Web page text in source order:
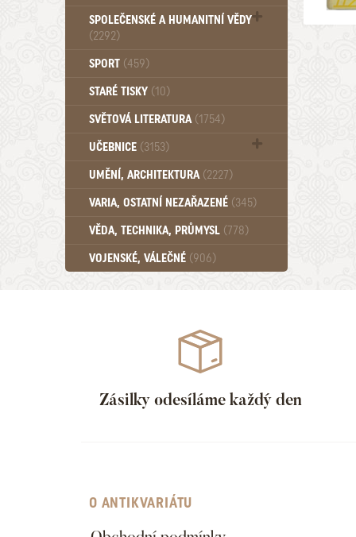
SPOLEČENSKÉ A HUMANITNÍ VĚDY
(2292)
Pedagogika (191)
Psychologie a osobní rozvoj (761)
SPORT (459)
STARÉ TISKY (10)
SVĚTOVÁ LITERATURA (1754)
UČEBNICE (3153)
Učebnice - Jazykové (1297)
Učebnice - VŠ (259)
Učebnice - ZŠ (556)
Učebnice - Ostatní (499)
UMĚNÍ, ARCHITEKTURA (2227)
VARIA, OSTATNÍ NEZAŘAZENÉ (345)
VĚDA, TECHNIKA, PRŮMYSL (778)
VOJENSKÉ, VÁLEČNÉ (906)
Zásilky odesíláme každý den
O ANTIKVARIÁTU